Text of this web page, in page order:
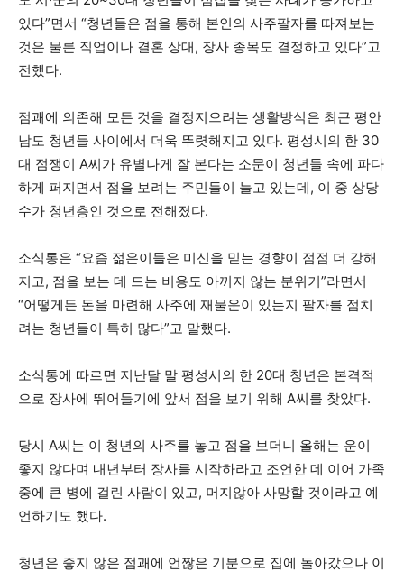
있다”면서 “청년들은 점을 통해 본인의 사주팔자를 따져보는
것은 물론 직업이나 결혼 상대, 장사 종목도 결정하고 있다”고
전했다.
점괘에 의존해 모든 것을 결정지으려는 생활방식은 최근 평안
남도 청년들 사이에서 더욱 뚜렷해지고 있다. 평성시의 한 30
대 점쟁이 A씨가 유별나게 잘 본다는 소문이 청년들 속에 파다
하게 퍼지면서 점을 보려는 주민들이 늘고 있는데, 이 중 상당
수가 청년층인 것으로 전해졌다.
소식통은 “요즘 젊은이들은 미신을 믿는 경향이 점점 더 강해
지고, 점을 보는 데 드는 비용도 아끼지 않는 분위기”라면서
“어떻게든 돈을 마련해 사주에 재물운이 있는지 팔자를 점치
려는 청년들이 특히 많다”고 말했다.
소식통에 따르면 지난달 말 평성시의 한 20대 청년은 본격적
으로 장사에 뛰어들기에 앞서 점을 보기 위해 A씨를 찾았다.
당시 A씨는 이 청년의 사주를 놓고 점을 보더니 올해는 운이
좋지 않다며 내년부터 장사를 시작하라고 조언한 데 이어 가족
중에 큰 병에 걸린 사람이 있고, 머지않아 사망할 것이라고 예
언하기도 했다.
청년은 좋지 않은 점괘에 언짢은 기분으로 집에 돌아갔으나 이